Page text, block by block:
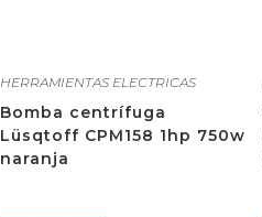
HERRAMIENTAS ELECTRICAS
Bomba centrífuga
Lüsqtoff CPM158 1hp 750w
naranja